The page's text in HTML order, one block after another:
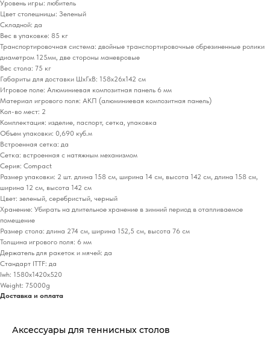
Уровень игры: любитель
Цвет столешницы: Зеленый
Складной: да
Вес в упаковке: 85 кг
Транспортировочная система: двойные транспортировочные обрезиненные ролики
диаметром 125мм, две стороны маневровые
Вес стола: 75 кг
Габариты для доставки ШхГхВ: 158х26х142 см
Игровое поле: Алюминиевая композитная панель 6 мм
Материал игрового поля: АКП (алюминиевая композитная панель)
Кол-во мест: 2
Комплектация: изделие, паспорт, сетка, упаковка
Объем упаковки: 0,690 куб.м
Встроенная сетка: да
Сетка: встроенная с натяжным механизмом
Серия: Compact
Размер упаковки: 2 шт. длина 158 см, ширина 14 см, высота 142 см, длина 158 см,
ширина 12 см, высота 142 см
Цвет: зеленый, серебристый, черный
Хранение: Убирать на длительное хранение в зимний период в отапливаемое
помещение
Размер стола: длина 274 см, ширина 152,5 см, высота 76 см
Толщина игрового поля: 6 мм
Держатель для ракеток и мячей: да
Стандарт ITTF: да
lwh: 1580x1420x520
Weight: 75000g
Доставка и оплата
Аксессуары для теннисных столов